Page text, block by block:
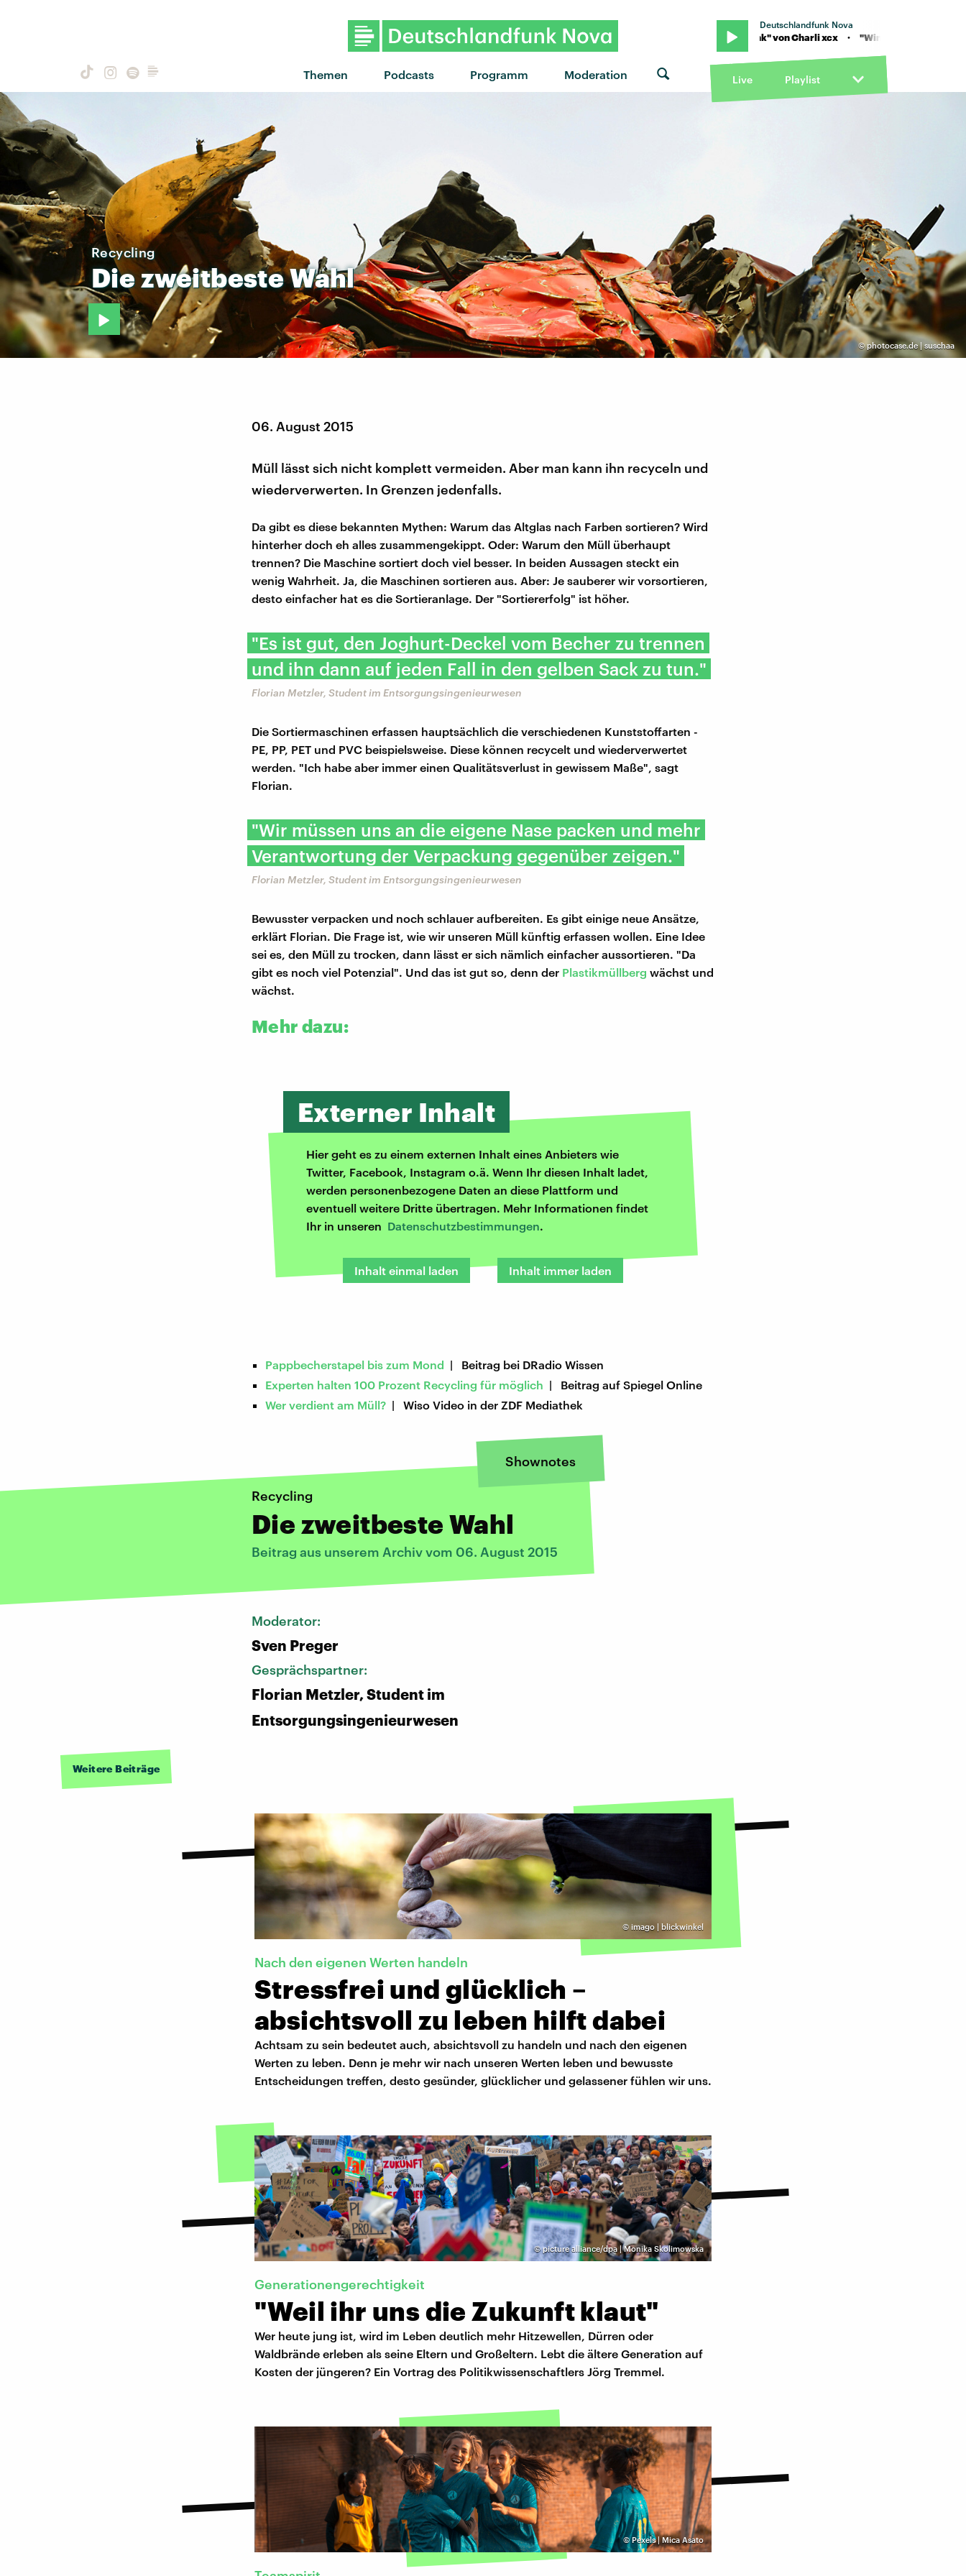
Themen Podcasts Programm Moderation
Deutschlandfunk Nova
"Wink Wink" von Charli xcx · "Wink Wink" von Charli xcx · "Wink Wink" von Charli xcx
Live Playlist
©photocase.de | suschaa
Recycling
DiezweitbesteWahl
06. August 2015
Müll lässt sich nicht komplett vermeiden. Aber man kann ihn recyceln und
wiederverwerten. In Grenzen jedenfalls.
Da gibt es diese bekannten Mythen: Warum das Altglas nach Farben sortieren? Wird
hinterher doch eh alles zusammengekippt. Oder: Warum den Müll überhaupt
trennen? Die Maschine sortiert doch viel besser. In beiden Aussagen steckt ein
wenig Wahrheit. Ja, die Maschinen sortieren aus. Aber: Je sauberer wir vorsortieren,
desto einfacher hat es die Sortieranlage. Der "Sortiererfolg" ist höher.
"Es ist gut, den Joghurt-Deckel vom Becher zu trennen
und ihn dann auf jeden Fall in den gelben Sack zu tun."
Florian Metzler, Student im Entsorgungsingenieurwesen
Die Sortiermaschinen erfassen hauptsächlich die verschiedenen Kunststoffarten -
PE, PP, PET und PVC beispielsweise. Diese können recycelt und wiederverwertet
werden. "Ich habe aber immer einen Qualitätsverlust in gewissem Maße", sagt
Florian.
"Wir müssen uns an die eigene Nase packen und mehr
Verantwortung der Verpackung gegenüber zeigen."
Florian Metzler, Student im Entsorgungsingenieurwesen
Bewusster verpacken und noch schlauer aufbereiten. Es gibt einige neue Ansätze,
erklärt Florian. Die Frage ist, wie wir unseren Müll künftig erfassen wollen. Eine Idee
sei es, den Müll zu trocken, dann lässt er sich nämlich einfacher aussortieren. "Da
gibt es noch viel Potenzial". Und das ist gut so, denn der Plastikmüllberg wächst und
wächst.
Mehr dazu:
Externer Inhalt
Hier geht es zu einem externen Inhalt eines Anbieters wie
Twitter, Facebook, Instagram o.ä. Wenn Ihr diesen Inhalt ladet,
werden personenbezogene Daten an diese Plattform und
eventuell weitere Dritte übertragen. Mehr Informationen findet
Ihr in unseren Datenschutzbestimmungen.
Inhalt einmal laden Inhalt immer laden
Pappbecherstapel bis zum Mond | Beitrag bei DRadio Wissen
Experten halten 100 Prozent Recycling für möglich | Beitrag auf Spiegel Online
Wer verdient am Müll? | Wiso Video in der ZDF Mediathek
Shownotes
Recycling
Die zweitbeste Wahl
Beitrag aus unserem Archiv vom 06. August 2015
Moderator:
Sven Preger
Gesprächspartner:
Florian Metzler, Student im
Entsorgungsingenieurwesen
Weitere Beiträge
© imago | blickwinkel
Nach den eigenen Werten handeln
Stressfrei und glücklich –
absichtsvoll zu leben hilft dabei
Achtsam zu sein bedeutet auch, absichtsvoll zu handeln und nach den eigenen
Werten zu leben. Denn je mehr wir nach unseren Werten leben und bewusste
Entscheidungen treffen, desto gesünder, glücklicher und gelassener fühlen wir uns.
©picture alliance/dpa | Monika Skolimowska
Generationengerechtigkeit
"Weil ihr uns die Zukunft klaut"
Wer heute jung ist, wird im Leben deutlich mehr Hitzewellen, Dürren oder
Waldbrände erleben als seine Eltern und Großeltern. Lebt die ältere Generation auf
Kosten der jüngeren? Ein Vortrag des Politikwissenschaftlers Jörg Tremmel.
©Pexels | Mica Asato